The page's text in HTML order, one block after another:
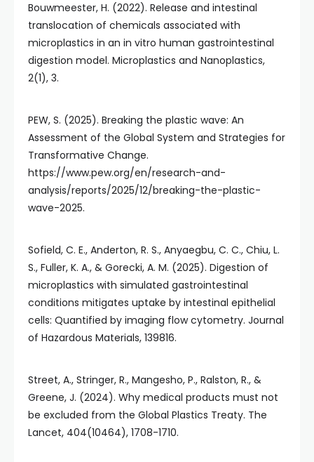
Bouwmeester, H. (2022). Release and intestinal
translocation of chemicals associated with
microplastics in an in vitro human gastrointestinal
digestion model. Microplastics and Nanoplastics,
2(1), 3.
PEW, S. (2025). Breaking the plastic wave: An
Assessment of the Global System and Strategies for
Transformative Change.
https://www.pew.org/en/research-and-
analysis/reports/2025/12/breaking-the-plastic-
wave-2025.
Sofield, C. E., Anderton, R. S., Anyaegbu, C. C., Chiu, L.
S., Fuller, K. A., & Gorecki, A. M. (2025). Digestion of
microplastics with simulated gastrointestinal
conditions mitigates uptake by intestinal epithelial
cells: Quantified by imaging flow cytometry. Journal
of Hazardous Materials, 139816.
Street, A., Stringer, R., Mangesho, P., Ralston, R., &
Greene, J. (2024). Why medical products must not
be excluded from the Global Plastics Treaty. The
Lancet, 404(10464), 1708-1710.